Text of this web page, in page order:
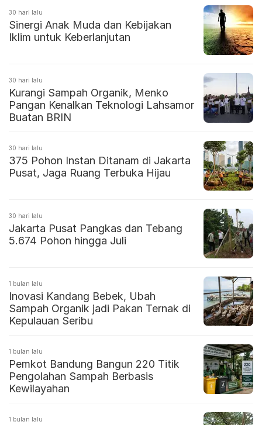
30 hari lalu
Sinergi Anak Muda dan Kebijakan
Iklim untuk Keberlanjutan
30 hari lalu
Kurangi Sampah Organik, Menko
Pangan Kenalkan Teknologi Lahsamor
Buatan BRIN
30 hari lalu
375 Pohon Instan Ditanam di Jakarta
Pusat, Jaga Ruang Terbuka Hijau
30 hari lalu
Jakarta Pusat Pangkas dan Tebang
5.674 Pohon hingga Juli
1 bulan lalu
Inovasi Kandang Bebek, Ubah
Sampah Organik jadi Pakan Ternak di
Kepulauan Seribu
1 bulan lalu
Pemkot Bandung Bangun 220 Titik
Pengolahan Sampah Berbasis
Kewilayahan
1 bulan lalu